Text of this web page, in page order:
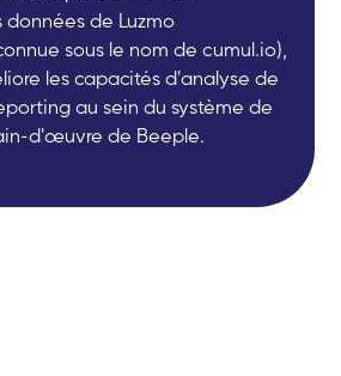
de Luzmo
sous le nom de cumul.io),
les capacités d'analyse de
au sein du système de
d'œuvre de Beeple.